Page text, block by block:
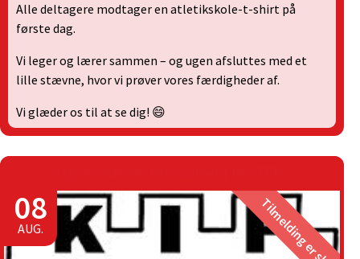
Alle deltagere modtager en atletikskole-t-shirt på
første dag.
Vi leger og lærer sammen – og ugen afsluttes med et
lille stævne, hvor vi prøver vores færdigheder af.
Vi glæder os til at se dig! 😄
08
AUG. Tilmelding er slut